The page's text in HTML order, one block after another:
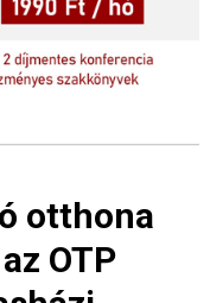
otthona
OTP